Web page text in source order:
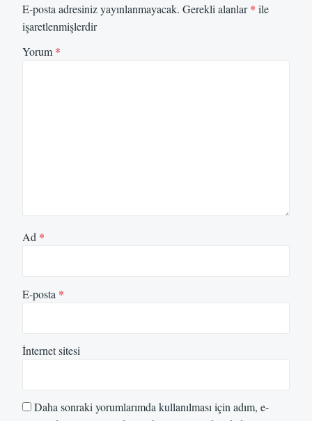
E-posta adresiniz yayınlanmayacak. Gerekli alanlar* ile
işaretlenmişlerdir
Yorum *
Ad *
E-posta *
İnternet sitesi
Daha sonraki yorumlarımda kullanılması için adım, e-